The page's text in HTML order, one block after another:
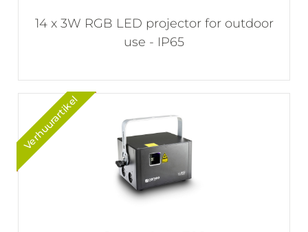
14 x 3W RGB LED projector for outdoor
use - IP65
Verhuurartikel